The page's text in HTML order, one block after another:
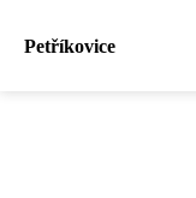
Petříkovice